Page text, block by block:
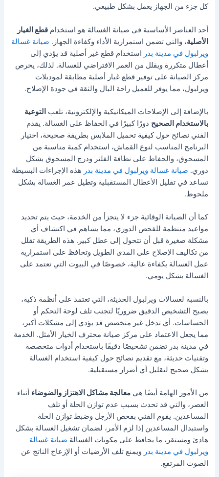
كل جزء من الجهاز يعمل بشكل طبيعي.
أحد العناصر الأساسية في صيانة الغسالة هو استخدامقطع الغيار
الأصلية، والتي تضمن استمرارية الأداء وكفاءة الجهاز. صيانة غسالة
ويرلبول في مدينة بدر استخدام قطع غير أصلية قد يؤدي إلى
أعطال متكررة ويقلل من العمر الافتراضي للغسالة. لذلك، يحرص
مركز الصيانة على توفير قطع غيار أصلية مطابقة لموديلات
ويرلبول، مما يوفر للعميل راحة البال والثقة في جودة الإصلاح.
بالإضافة إلى الإصلاحات الميكانيكية والإلكترونية، تلعب التوعية
بالاستخدام الصحيح دورًا كبيرًا في الحفاظ على الغسالة. يقدم
الفني نصائح حول كيفية تحميل الملابس بطريقة صحيحة، اختيار
البرنامج المناسب لنوع القماش، استخدام كمية مناسبة من
المسحوق، والحفاظ على نظافة الفلتر ودرج المسحوق بشكل
دوري. صيانة غسالة ويرلبول في مدينة بدر هذه الإجراءات البسيطة
تساعد في تقليل الأعطال المستقبلية وتطيل عمر الغسالة بشكل
ملحوظ.
كما أن الصيانة الوقائية جزء لا يتجزأ من الخدمة، حيث يتم تحديد
مواعيد منتظمة للفحص الدوري، مما يساهم في اكتشاف أي
مشكلة صغيرة قبل أن تتحول إلى عطل كبير. هذه الطريقة تقلل
من تكاليف الإصلاح على المدى الطويل وتحافظ على استمرارية
عمل الغسالة بكفاءة عالية، خصوصًا في البيوت التي تعتمد على
الغسالة بشكل يومي.
بالنسبة لغسالات ويرلبول الحديثة، التي تعتمد على أنظمة ذكية،
يصبح التشخيص الدقيق ضروريًا لتجنب تلف لوحة التحكم أو
الحساسات. أي تدخل غير متخصص قد يؤدي إلى مشكلات أكبر،
مما يجعل الاعتماد على مركز صيانة محترف الخيار الأمثل. الخدمة
في مدينة بدر تضمن تشخيصًا دقيقًا باستخدام أدوات متخصصة
وتقنيات حديثة، مع تقديم نصائح حول كيفية استخدام الغسالة
بشكل صحيح لتقليل أي أضرار مستقبلية.
من الأمور الهامة أيضًا هيمعالجة مشاكل الاهتزاز والضوضاء أثناء
العصر، والتي قد تحدث بسبب عدم توازن الحلة أو تلف
المساعدين. يقوم الفني بفحص الأرجل وضبط توازن الحلة
واستبدال المساعدين إذا لزم الأمر، لضمان تشغيل الغسالة بشكل
هادئ ومستقر، ما يحافظ على مكونات الغسالة صيانة غسالة
ويرلبول في مدينة بدر ويمنع تلف الأرضيات أو الإزعاج الناتج عن
الصوت المرتفع.